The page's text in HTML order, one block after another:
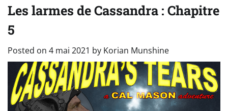
Les larmes de Cassandra : Chapitre
5
Posted on 4 mai 2021 by Korian Munshine